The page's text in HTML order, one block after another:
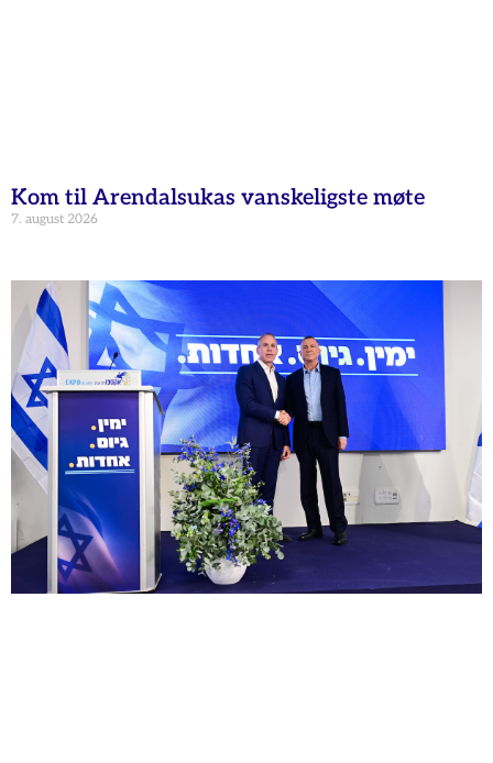
Kom til Arendalsukas vanskeligste møte
7. august 2026